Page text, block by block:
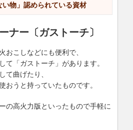
い物」認められている資材
ナー〔ガストーチ〕
おこしなどにも便利で、
て「ガストーチ」があります。
て曲げたり、
おうと持っていたものです。
の高火力版といったもので手軽に